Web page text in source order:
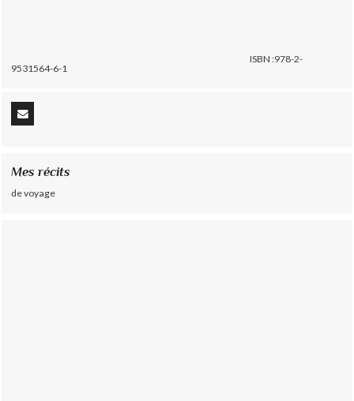
ISBN :978-2-
9531564-6-1
Mes récits
de voyage